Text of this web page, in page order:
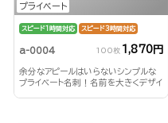
プライベート
スピード1時間対応 スピード3時間対応
a-0004 100枚 1,870円
余分なアピールはいらないシンプルな
プライベート名刺！名前を大きくデザイ